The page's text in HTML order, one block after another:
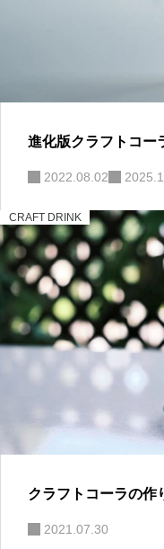
進化版クラフトコー
2022.08.02
CRAFT DRINK
クラフトコーラの作
2021.07.30